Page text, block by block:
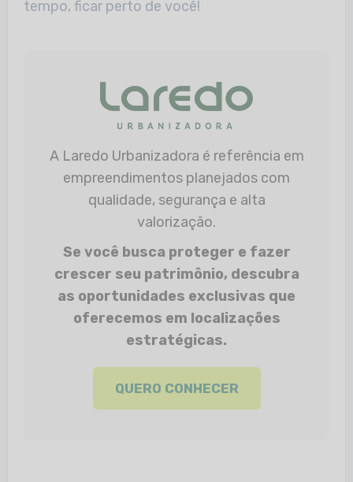
tempo, ficar perto de você!
A Laredo Urbanizadora é referência em
empreendimentos planejados com
qualidade, segurança e alta
valorização.
Se você busca proteger e fazer
crescer seu patrimônio, descubra
as oportunidades exclusivas que
oferecemos em localizações
estratégicas.
QUERO CONHECER